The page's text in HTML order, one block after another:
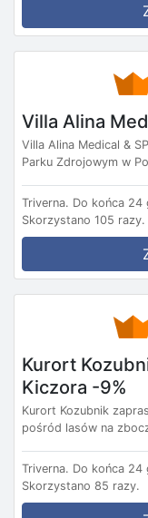
Villa Alina
Villa Alina Medical &
Parku Zdrojowym w
Triverna. Do końca 24
Skorzystano 105 razy.
Kurort
Kiczora -9%
Kurort Kozubnik
pośród lasów na
Triverna. Do końca 24
Skorzystano 85 razy.